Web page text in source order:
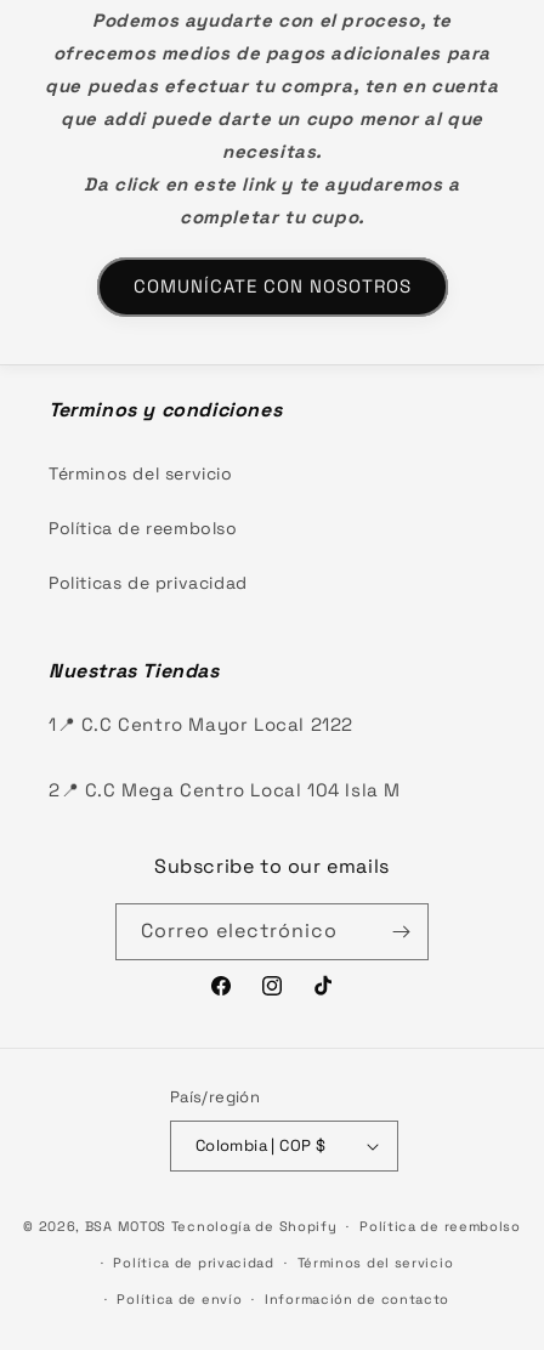
Podemos ayudarte con el proceso, te
ofrecemos medios de pagos adicionales para
que puedas efectuar tu compra, ten en cuenta
que addi puede darte un cupo menor al que
necesitas.
Da click en este link y te ayudaremos a
completar tu cupo.
COMUNÍCATE CON NOSOTROS
Terminos y condiciones
Términos del servicio
Política de reembolso
Politicas de privacidad
Nuestras Tiendas
1📍 C.C Centro Mayor Local 2122
2📍 C.C Mega Centro Local 104 Isla M
Subscribe to our emails
Correo electrónico
FacebookInstagramTikTok
País/región
Colombia | COP $
de
pago
© 2026, BSA MOTOS Tecnología de Shopify Política de reembolso
Política de privacidad Términos del servicio
Política de envío Información de contacto